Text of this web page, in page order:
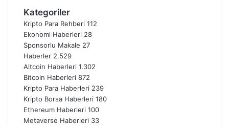
Kategoriler
Kripto Para Rehberi 112
Ekonomi Haberleri 28
Sponsorlu Makale 27
Haberler 2.529
Altcoin Haberleri 1.302
Bitcoin Haberleri 872
Kripto Para Haberleri 239
Kripto Borsa Haberleri 180
Ethereum Haberleri 100
Metaverse Haberleri 33